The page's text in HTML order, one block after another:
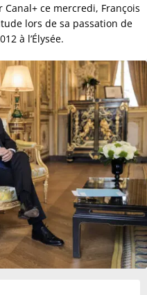
ce mercredi, François
lors de sa passation de
à l’Élysée.